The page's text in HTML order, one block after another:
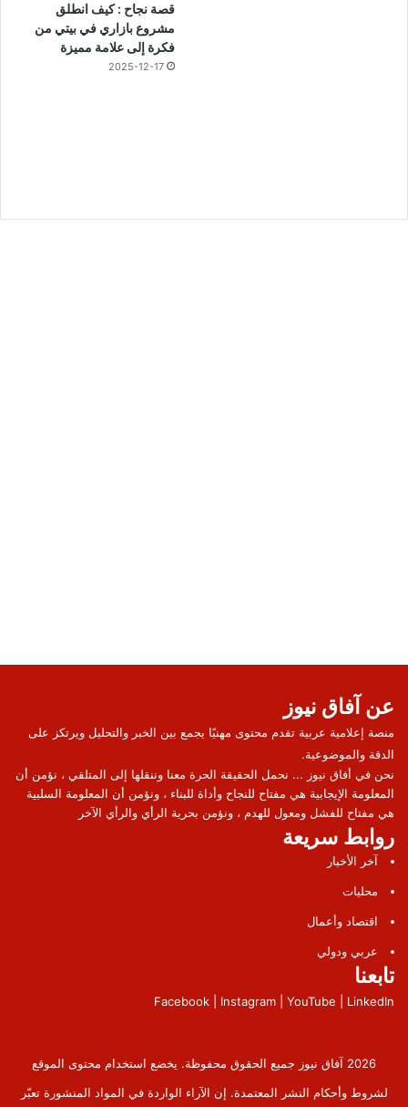
قصة نجاح : كيف انطلق
مشروع بازاري في بيتي من
فكرة إلى علامة مميزة
2025-12-17
عن آفاق نيوز
منصة إعلامية عربية تقدم محتوى مهنيًا يجمع بين الخبر والتحليل ويرتكز على
الدقة والموضوعية.
نحن في أفاق نيوز ... نحمل الحقيقة الحرة معنا وننقلها إلى المتلقي ، نؤمن أن
المعلومة الإيجابية هي مفتاح للنجاح وأداة للبناء ، ونؤمن أن المعلومة السلبية
هي مفتاح للفشل ومعول للهدم ، ونؤمن بحرية الرأي والرأي الآخر
روابط سريعة
آخر الأخبار
محليات
اقتصاد وأعمال
عربي ودولي
تابعنا
Facebook | Instagram | YouTube | LinkedIn
2026 آفاق نيوز جميع الحقوق محفوظة. يخضع استخدام محتوى الموقع
لشروط وأحكام النشر المعتمدة. إن الآراء الواردة في المواد المنشورة تعبّر